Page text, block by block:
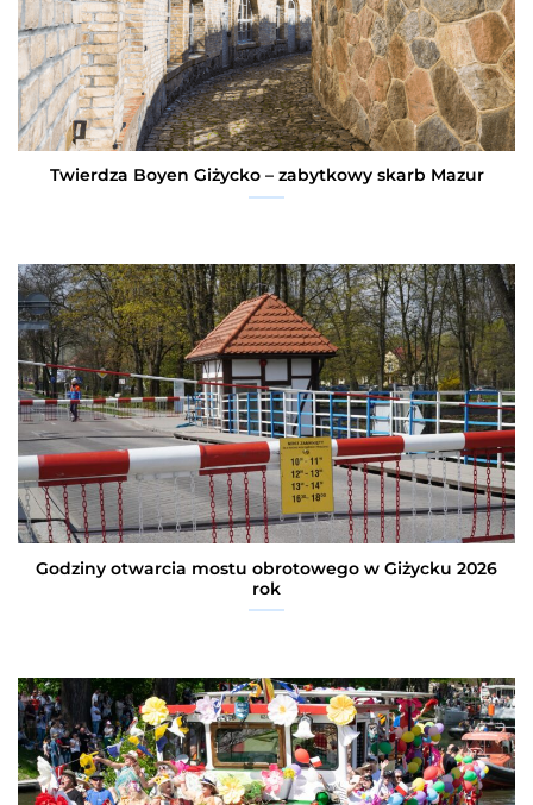
Twierdza Boyen Giżycko – zabytkowy skarb Mazur
Godziny otwarcia mostu obrotowego w Giżycku 2026
rok